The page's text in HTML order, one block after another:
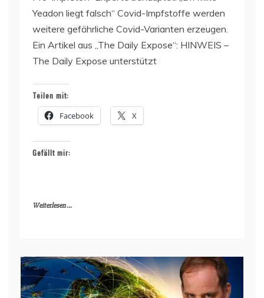
Yeadon liegt falsch“ Covid-Impfstoffe werden
weitere gefährliche Covid-Varianten erzeugen.
Ein Artikel aus „The Daily Expose“: HINWEIS –
The Daily Expose unterstützt
Teilen mit:
Facebook X
Gefällt mir:
Weiterlesen ...